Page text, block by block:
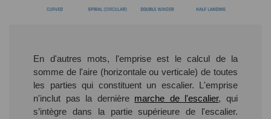
En d'autres mots, l'emprise est le calcul de la
somme de l'aire (horizontale ou verticale) de toutes
les parties qui constituent un escalier. L'emprise
n'inclut pas la dernière marche de l'escalier, qui
s’intègre dans la partie supérieure de l'escalier.